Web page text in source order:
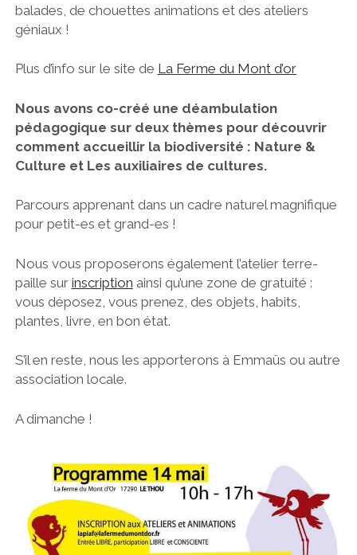
balades, de chouettes animations et des ateliers
géniaux !
Plus d’info sur le site de La Ferme du Mont d’or
Nous avons co-créé une déambulation
pédagogique sur deux thèmes pour découvrir
comment accueillir la biodiversité : Nature &
Culture et Les auxiliaires de cultures.
Parcours apprenant dans un cadre naturel magnifique
pour petit-es et grand-es !
Nous vous proposerons également l’atelier terre-
paille sur inscription ainsi qu’une zone de gratuité :
vous déposez, vous prenez, des objets, habits,
plantes, livre, en bon état.
S’il en reste, nous les apporterons à Emmaüs ou autre
association locale.
A dimanche !